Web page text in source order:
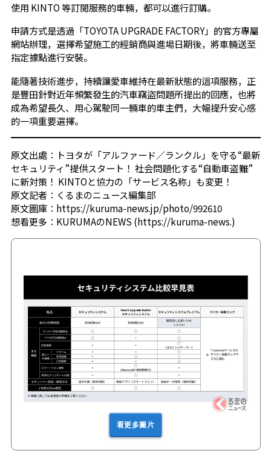
使用 KINTO 等訂閱服務的車輛，都可以進行訂購。
申請方式是透過「TOYOTA UPGRADE FACTORY」的官方專屬
網站辦理，選擇希望施工的經銷商與進場日期後，將車輛送至
指定據點進行安裝。
能隨著技術進步，持續讓愛車維持在最新狀態的這項服務，正
是豐田針對近年頻繁發生的汽車竊盜問題所提出的回應，也將
成為希望長久、用心駕駛同一輛車的車主們，大幅提升安心感
的一項重要選擇。
原文出處： トヨタが「アルファード／ランクル」を守る“最新
セキュリティ”提供スタート！ 社会問題化する“自動車盗難”
に新対策！ KINTOと協力の「サービス名称」も変更！
原文記者： くるまのニュース編集部
原文圖庫： https://kuruma-news.jp/photo/992610
想看更多： KURUMAのNEWS (https://kuruma-news.)
看更多圖片